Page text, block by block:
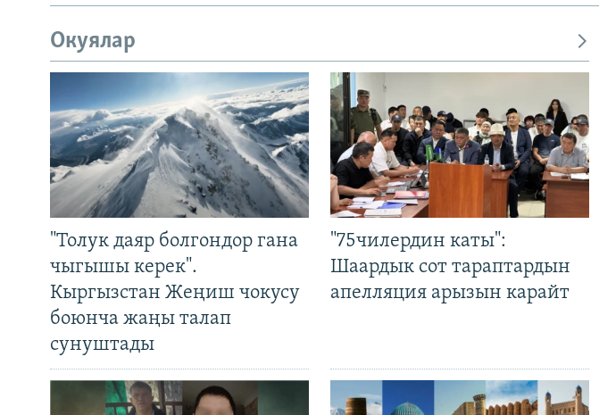
Окуялар
"Толук даяр болгондор гана
чыгышы керек".
Кыргызстан Жеңиш чокусу
боюнча жаңы талап
сунуштады
"75чилердин каты":
Шаардык сот тараптардын
апелляция арызын карайт